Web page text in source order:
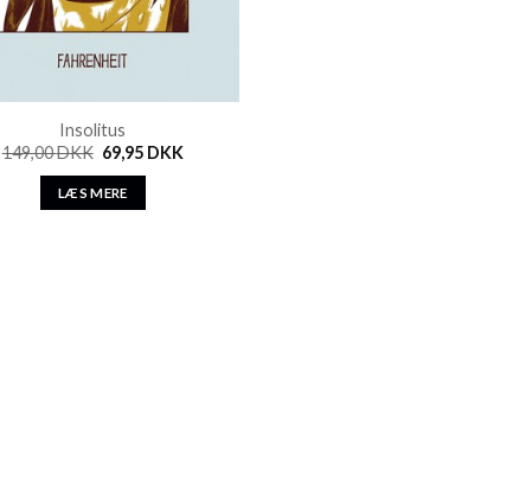
Insolitus
149,00DKK 69,95 DKK
LÆS MERE